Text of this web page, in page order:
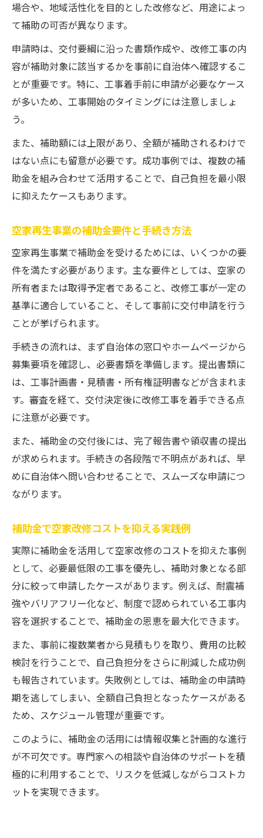
場合や、地域活性化を目的とした改修など、用途によっ
て補助の可否が異なります。
申請時は、交付要綱に沿った書類作成や、改修工事の内
容が補助対象に該当するかを事前に自治体へ確認するこ
とが重要です。特に、工事着手前に申請が必要なケース
が多いため、工事開始のタイミングには注意しましょ
う。
また、補助額には上限があり、全額が補助されるわけで
はない点にも留意が必要です。成功事例では、複数の補
助金を組み合わせて活用することで、自己負担を最小限
に抑えたケースもあります。
空家再生事業の補助金要件と手続き方法
空家再生事業で補助金を受けるためには、いくつかの要
件を満たす必要があります。主な要件としては、空家の
所有者または取得予定者であること、改修工事が一定の
基準に適合していること、そして事前に交付申請を行う
ことが挙げられます。
手続きの流れは、まず自治体の窓口やホームページから
募集要項を確認し、必要書類を準備します。提出書類に
は、工事計画書・見積書・所有権証明書などが含まれま
す。審査を経て、交付決定後に改修工事を着手できる点
に注意が必要です。
また、補助金の交付後には、完了報告書や領収書の提出
が求められます。手続きの各段階で不明点があれば、早
めに自治体へ問い合わせることで、スムーズな申請につ
ながります。
補助金で空家改修コストを抑える実践例
実際に補助金を活用して空家改修のコストを抑えた事例
として、必要最低限の工事を優先し、補助対象となる部
分に絞って申請したケースがあります。例えば、耐震補
強やバリアフリー化など、制度で認められている工事内
容を選択することで、補助金の恩恵を最大化できます。
また、事前に複数業者から見積もりを取り、費用の比較
検討を行うことで、自己負担分をさらに削減した成功例
も報告されています。失敗例としては、補助金の申請時
期を逃してしまい、全額自己負担となったケースがある
ため、スケジュール管理が重要です。
このように、補助金の活用には情報収集と計画的な進行
が不可欠です。専門家への相談や自治体のサポートを積
極的に利用することで、リスクを低減しながらコストカ
ットを実現できます。